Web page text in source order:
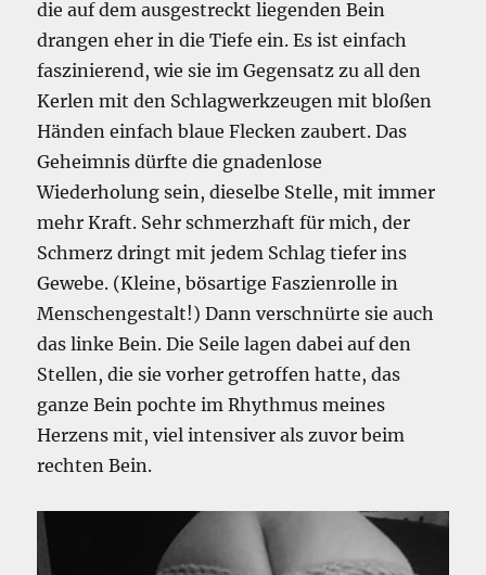
die auf dem ausgestreckt liegenden Bein
drangen eher in die Tiefe ein. Es ist einfach
faszinierend, wie sie im Gegensatz zu all den
Kerlen mit den Schlagwerkzeugen mit bloßen
Händen einfach blaue Flecken zaubert. Das
Geheimnis dürfte die gnadenlose
Wiederholung sein, dieselbe Stelle, mit immer
mehr Kraft. Sehr schmerzhaft für mich, der
Schmerz dringt mit jedem Schlag tiefer ins
Gewebe. (Kleine, bösartige Faszienrolle in
Menschengestalt!) Dann verschnürte sie auch
das linke Bein. Die Seile lagen dabei auf den
Stellen, die sie vorher getroffen hatte, das
ganze Bein pochte im Rhythmus meines
Herzens mit, viel intensiver als zuvor beim
rechten Bein.